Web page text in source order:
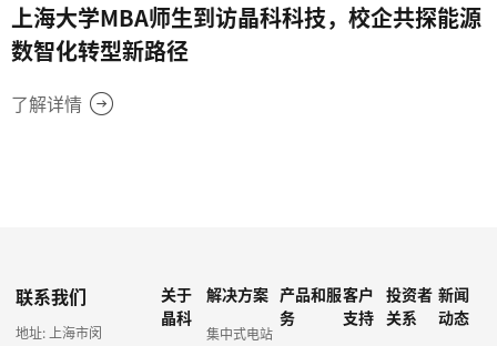
上海大学MBA师生到访晶科科技，校企共探能源
数智化转型新路径
了解详情
联系我们
地址: 上海市闵
关于
晶科
解决方案
集中式电站
产品和服
务
客户
支持
投资者
关系
新闻
动态